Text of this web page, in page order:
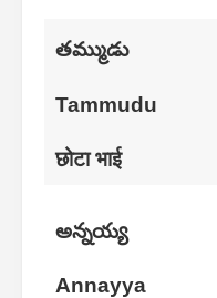
తమ్ముడు
Tammudu
छोटा भाई
అన్నయ్య
Annayya